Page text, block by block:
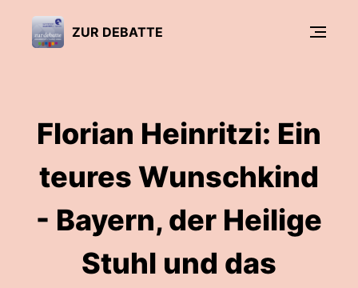
ZUR DEBATTE
Florian Heinritzi: Ein
teures Wunschkind
- Bayern, der Heilige
Stuhl und das